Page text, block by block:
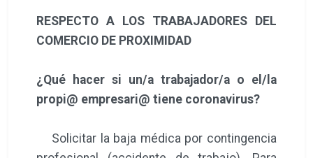
RESPECTO A LOS TRABAJADORES DEL
COMERCIO DE PROXIMIDAD
¿Qué hacer si un/a trabajador/a o el/la
propi@ empresari@ tiene coronavirus?
Solicitar la baja médica por contingencia